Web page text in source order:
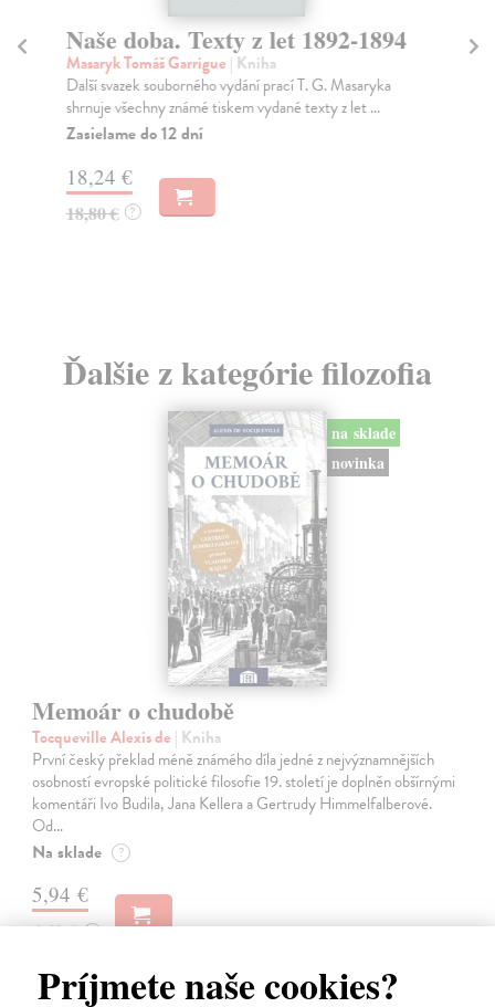
Príjmete naše cookies?
Naše doba. Texty z let 1892-1894
Masaryk Tomáš Garrigue | Kniha
Další svazek souborného vydání prací T. G. Masaryka
shrnuje všechny známé tiskem vydané texty z let ...
Zasielame do 12 dní
18,24 €
18,80 € ?
Ďalšie z kategórie filozofia
na sklade
novinka
Memoár o chudobě
Tocqueville Alexis de | Kniha
První český překlad méně známého díla jedné z nejvýznamnějších
osobností evropské politické filosofie 19. století je doplněn obšírnými
komentáři Ivo Budila, Jana Kellera a Gertrudy Himmelfalberové.
Od…
Na sklade ?
5,94 €
6,60 € ?